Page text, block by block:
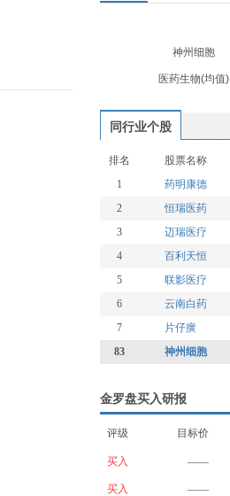
神州细胞
医药生物(均值)
同行业个股
排名 股票名称
1
药明康德
2
恒瑞医药
3
迈瑞医疗
4
百利天恒
5
联影医疗
6
云南白药
7
片仔癀
83
神州细胞
金罗盘买入研报
评级 目标价
买入 ——
买入 ——